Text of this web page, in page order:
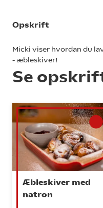
Opskrift
Micki viser hvordan du
- æbleskiver!
Se
Æbleskiver med
natron